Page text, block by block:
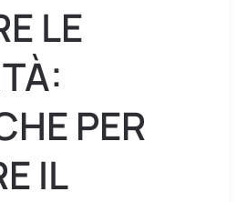
LE
PER
IL